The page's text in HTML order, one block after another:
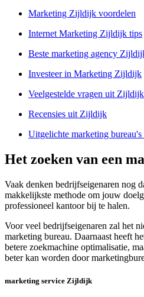
Marketing Zijldijk voordelen
Internet Marketing Zijldijk tips
Beste marketing agency
Investeer in Marketing Zijldijk
Veelgestelde vragen uit Zijldijk
Recensies uit Zijldijk
Uitgelichte marketing
Het zoeken van een
Vaak denken bedrijfseigenaren nog
makkelijkste methode om jouw
professioneel kantoor bij te halen.
Voor veel bedrijfseigenaren zal het
marketing bureau. Daarnaast heeft
betere zoekmachine optimalisatie,
beter kan worden door
marketing service Zijldijk